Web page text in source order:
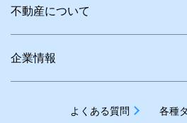
不動産について
企業情報
よくある質問 各種